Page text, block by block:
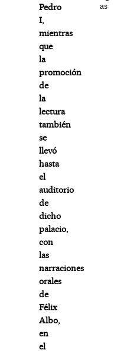
Pedro
I,
mientras
que
la
promoción
de
la
lectura
también
se
llevó
hasta
el
auditorio
de
dicho
palacio,
con
las
narraciones
orales
de
Félix
Albo,
en
el
as